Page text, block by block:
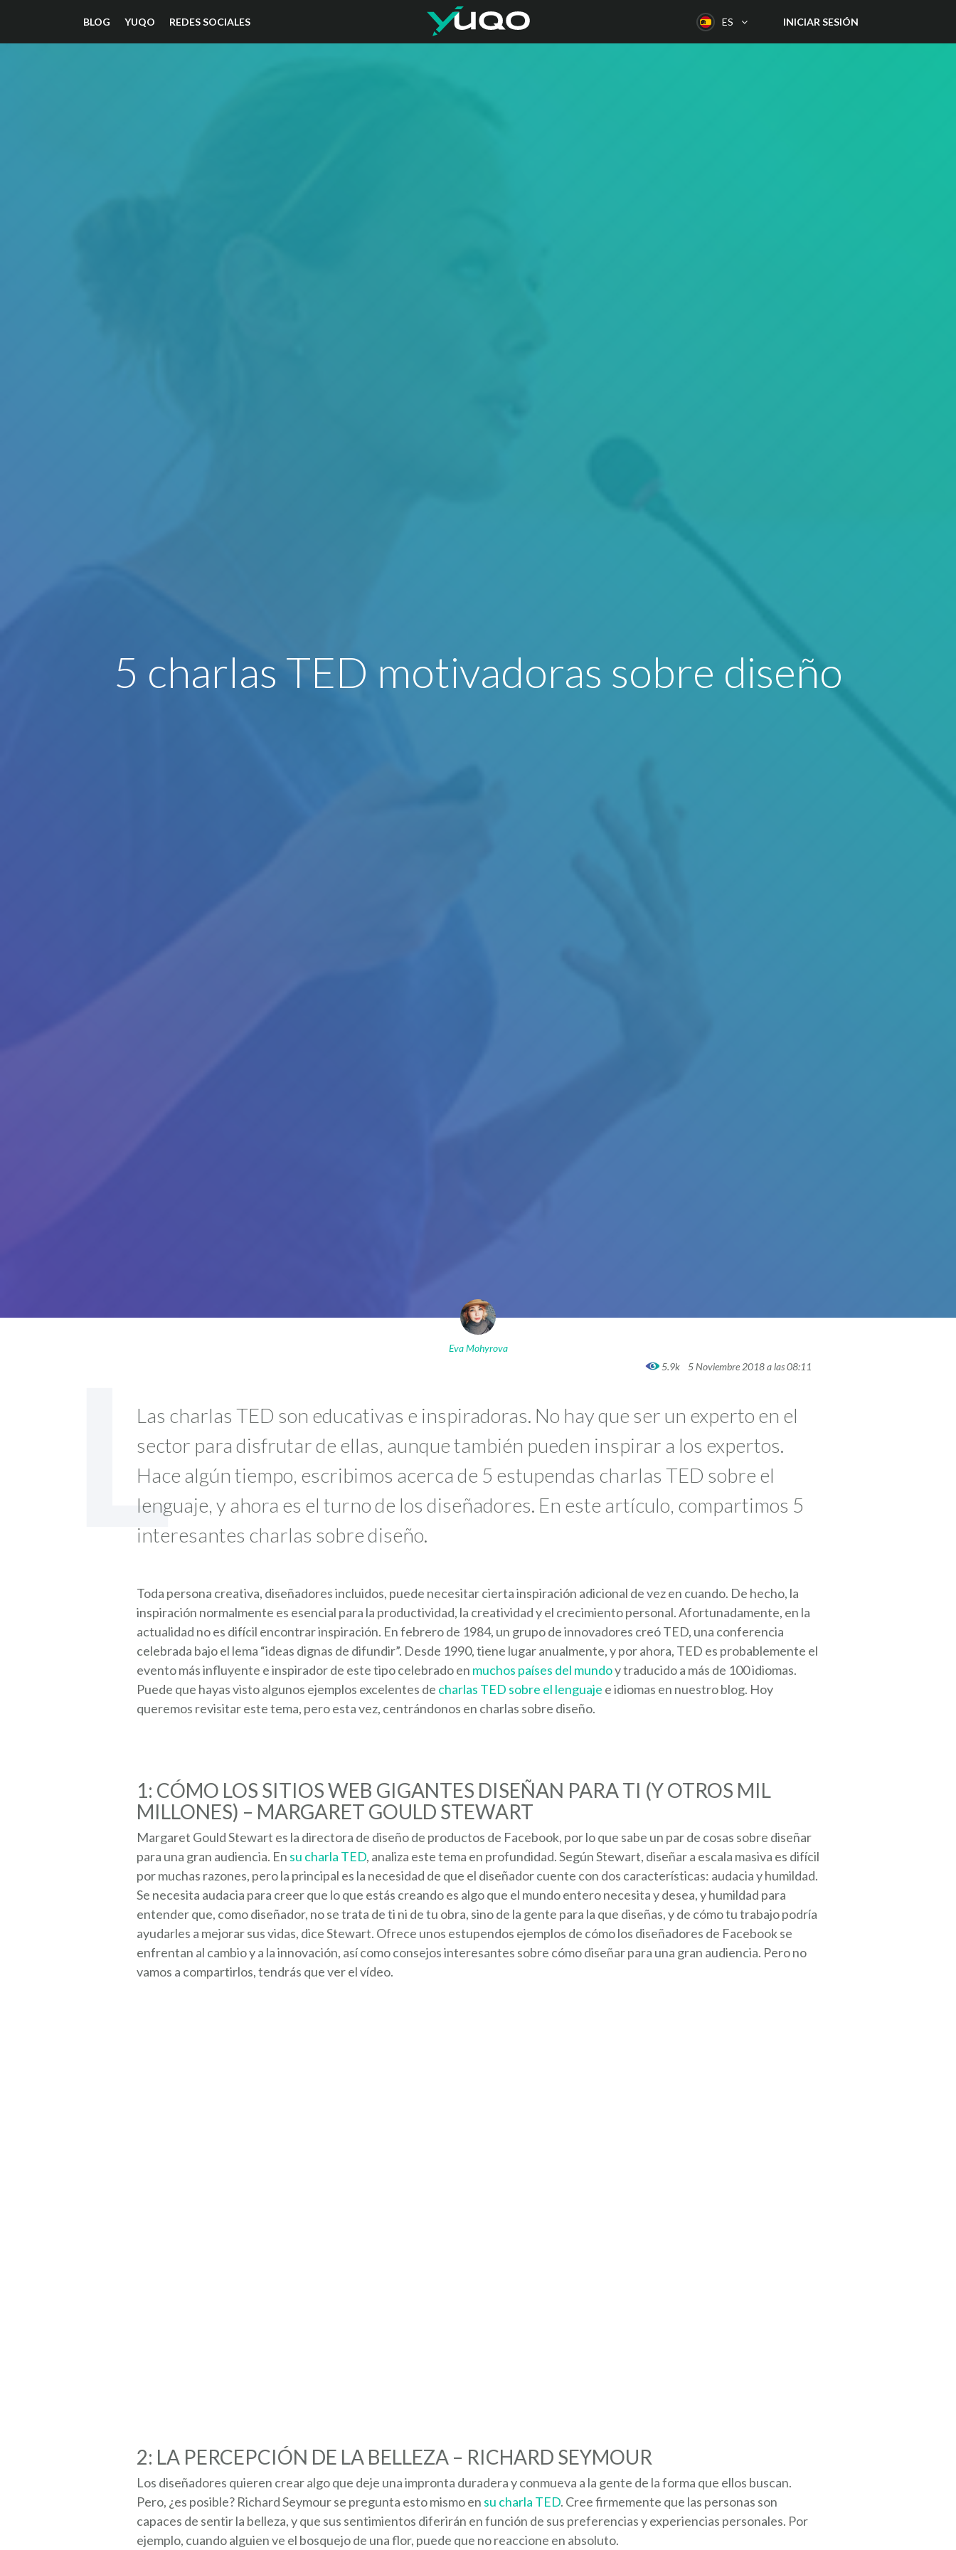
BLOG YUQO REDES SOCIALES INICIAR SESIÓN
ES
5 charlas TED motivadoras sobre diseño
Eva Mohyrova
5.9k
5 Noviembre 2018 a las 08:11
L
Las charlas TED son educativas e inspiradoras. No hay que ser un experto en el
sector para disfrutar de ellas, aunque también pueden inspirar a los expertos.
Hace algún tiempo, escribimos acerca de 5 estupendas charlas TED sobre el
lenguaje, y ahora es el turno de los diseñadores. En este artículo, compartimos 5
interesantes charlas sobre diseño.
Toda persona creativa, diseñadores incluidos, puede necesitar cierta inspiración adicional de vez en cuando. De hecho, la
inspiración normalmente es esencial para la productividad, la creatividad y el crecimiento personal. Afortunadamente, en la
actualidad no es difícil encontrar inspiración. En febrero de 1984, un grupo de innovadores creó TED, una conferencia
celebrada bajo el lema “ideas dignas de difundir”. Desde 1990, tiene lugar anualmente, y por ahora, TED es probablemente el
evento más influyente e inspirador de este tipo celebrado en muchos países del mundoy traducido a más de 100 idiomas.
Puede que hayas visto algunos ejemplos excelentes de charlas TED sobre el lenguaje e idiomas en nuestro blog. Hoy
queremos revisitar este tema, pero esta vez, centrándonos en charlas sobre diseño.
1: CÓMO LOS SITIOS WEB GIGANTES DISEÑAN PARA TI (Y OTROS MIL
MILLONES) – MARGARET GOULD STEWART
Margaret Gould Stewart es la directora de diseño de productos de Facebook, por lo que sabe un par de cosas sobre diseñar
para una gran audiencia. En su charla TED, analiza este tema en profundidad. Según Stewart, diseñar a escala masiva es difícil
por muchas razones, pero la principal es la necesidad de que el diseñador cuente con dos características: audacia y humildad.
Se necesita audacia para creer que lo que estás creando es algo que el mundo entero necesita y desea, y humildad para
entender que, como diseñador, no se trata de ti ni de tu obra, sino de la gente para la que diseñas, y de cómo tu trabajo podría
ayudarles a mejorar sus vidas, dice Stewart. Ofrece unos estupendos ejemplos de cómo los diseñadores de Facebook se
enfrentan al cambio y a la innovación, así como consejos interesantes sobre cómo diseñar para una gran audiencia. Pero no
vamos a compartirlos, tendrás que ver el vídeo.
2: LA PERCEPCIÓN DE LA BELLEZA – RICHARD SEYMOUR
Los diseñadores quieren crear algo que deje una impronta duradera y conmueva a la gente de la forma que ellos buscan.
Pero, ¿es posible? Richard Seymour se pregunta esto mismo en su charla TED. Cree firmemente que las personas son
capaces de sentir la belleza, y que sus sentimientos diferirán en función de sus preferencias y experiencias personales. Por
ejemplo, cuando alguien ve el bosquejo de una flor, puede que no reaccione en absoluto.